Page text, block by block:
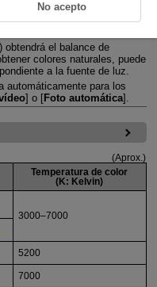
obtendrá el balance de
colores naturales, puede
a la fuente de luz.
automáticamente para los
] o [Foto automática].
(Aprox.)
Temperatura de color
(K: Kelvin)
3000–7000
5200
7000
No acepto